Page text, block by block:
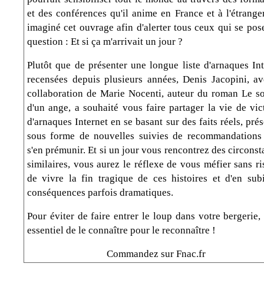
et des conférences qu'il anime en France et à
imaginé cet ouvrage afin d'alerter tous ceux qui se
question : Et si ça m'arrivait un jour ?
Plutôt que de présenter une longue liste d'arnaques
recensées depuis plusieurs années, Denis Jacopini,
collaboration de Marie Nocenti, auteur du roman Le
d'un ange, a souhaité vous faire partager la vie de
d'arnaques Internet en se basant sur des faits réels,
sous forme de nouvelles suivies de
s'en prémunir. Et si un jour vous rencontrez des
similaires, vous aurez le réflexe de vous méfier sans
de vivre la fin tragique de ces histoires et d'en
conséquences parfois dramatiques.
Pour éviter de faire entrer le loup dans votre
essentiel de le connaître pour le reconnaître !
Commandez sur Fnac.fr